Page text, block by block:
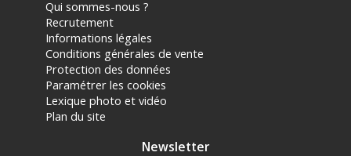
Qui sommes-nous ?
Recrutement
Informations légales
Conditions générales de vente
Protection des données
Paramétrer les cookies
Lexique photo et vidéo
Plan du site
Newsletter